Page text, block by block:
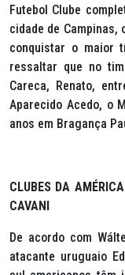
Futebol Clube
cidade de
conquistar o maior
ressaltar que no
Careca, Renato,
Aparecido Acedo, o
anos em Bragança
CLUBES DA
CAVANI
De acordo com
atacante uruguaio